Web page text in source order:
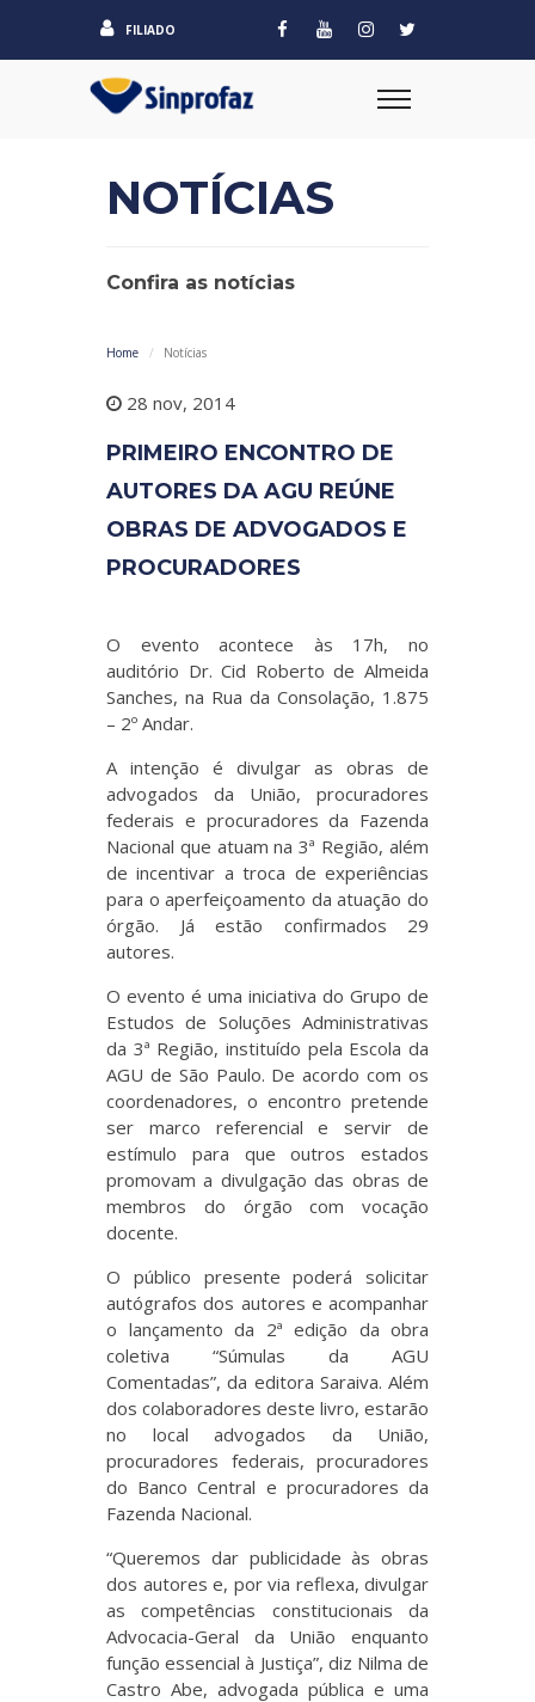
FILIADO
NOTÍCIAS
Confira as notícias
Home Notícias
28 nov, 2014
PRIMEIRO ENCONTRO DE
AUTORES DA AGU REÚNE
OBRAS DE ADVOGADOS E
PROCURADORES
O evento acontece às 17h, no
auditório Dr. Cid Roberto de Almeida
Sanches, na Rua da Consolação, 1.875
– 2º Andar.
A intenção é divulgar as obras de
advogados da União, procuradores
federais e procuradores da Fazenda
Nacional que atuam na 3ª Região, além
de incentivar a troca de experiências
para o aperfeiçoamento da atuação do
órgão. Já estão confirmados 29
autores.
O evento é uma iniciativa do Grupo de
Estudos de Soluções Administrativas
da 3ª Região, instituído pela Escola da
AGU de São Paulo. De acordo com os
coordenadores, o encontro pretende
ser marco referencial e servir de
estímulo para que outros estados
promovam a divulgação das obras de
membros do órgão com vocação
docente.
O público presente poderá solicitar
autógrafos dos autores e acompanhar
o lançamento da 2ª edição da obra
coletiva “Súmulas da AGU
Comentadas”, da editora Saraiva. Além
dos colaboradores deste livro, estarão
no local advogados da União,
procuradores federais, procuradores
do Banco Central e procuradores da
Fazenda Nacional.
“Queremos dar publicidade às obras
dos autores e, por via reflexa, divulgar
as competências constitucionais da
Advocacia-Geral da União enquanto
função essencial à Justiça”, diz Nilma de
Castro Abe, advogada pública e uma